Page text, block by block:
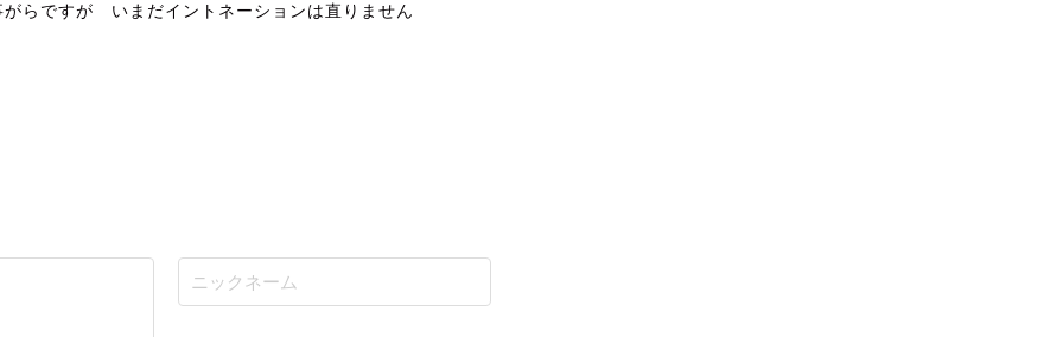
がらですが いまだイントネーションは直りません